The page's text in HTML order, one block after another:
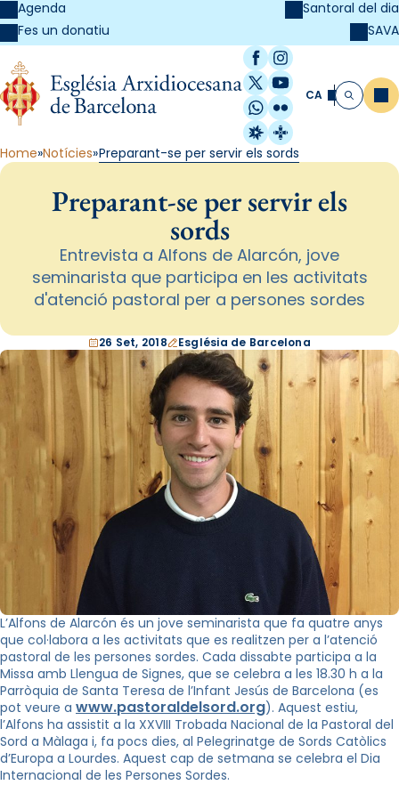
Agenda
Fes un donatiu
Santoral del dia
SAVA
Facebook
Instagram
X / Twitter
YouTube
WhatsApp
Flickr
Radio Estel
Catalunya
CA Cerca
Home Notícies Preparant-se per servir els sords
Preparant-se per servir els
sords
Entrevista a Alfons de Alarcón, jove
seminarista que participa en les activitats
d'atenció pastoral per a persones sordes
26 Set, 2018 Església de Barcelona
L’Alfons de Alarcón és un jove seminarista que fa quatre anys
que col·labora a les activitats que es realitzen per a l’atenció
pastoral de les persones sordes. Cada dissabte participa a la
Missa amb Llengua de Signes, que se celebra a les 18.30 h a la
Parròquia de Santa Teresa de l’Infant Jesús de Barcelona (es
pot veure a www.pastoraldelsord.org). Aquest estiu,
l’Alfons ha assistit a la XXVIII Trobada Nacional de la Pastoral del
Sord a Màlaga i, fa pocs dies, al Pelegrinatge de Sords Catòlics
d’Europa a Lourdes. Aquest cap de setmana se celebra el Dia
Internacional de les Persones Sordes.